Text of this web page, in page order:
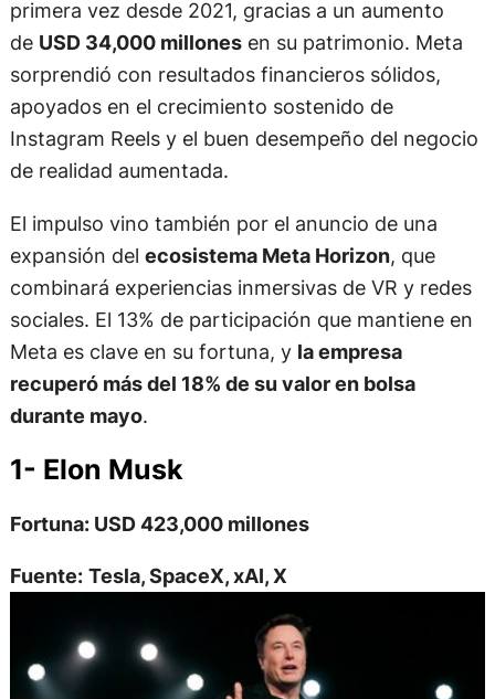
primera vez desde 2021, gracias a un aumento
de USD 34,000 millonesen su patrimonio. Meta
sorprendió con resultados financieros sólidos,
apoyados en el crecimiento sostenido de
Instagram Reels y el buen desempeño del negocio
de realidad aumentada.
El impulso vino también por el anuncio de una
expansión del ecosistema Meta Horizon, que
combinará experiencias inmersivas de VR y redes
sociales. El 13% de participación que mantiene en
Meta es clave en su fortuna, y la empresa
recuperó más del 18% de su valor en bolsa
durante mayo.
1- Elon Musk
Fortuna: USD 423,000 millones
Fuente: Tesla, SpaceX, xAI, X